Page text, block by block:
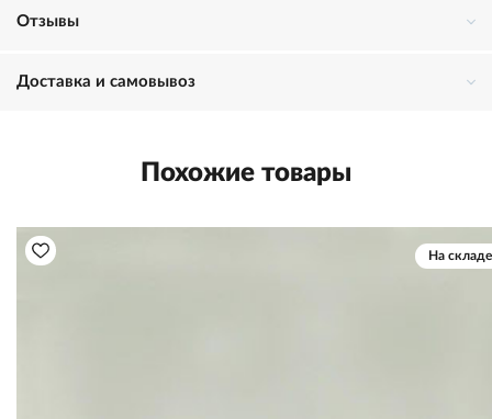
Отзывы
Доставка и самовывоз
Похожие товары
На складе